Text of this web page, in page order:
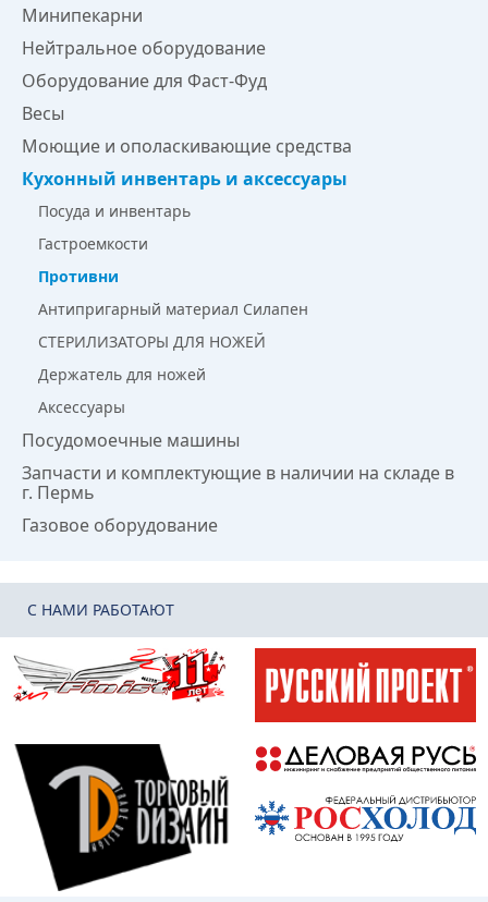
Минипекарни
Нейтральное оборудование
Оборудование для Фаст-Фуд
Весы
Моющие и ополаскивающие средства
Кухонный инвентарь и аксессуары
Посуда и инвентарь
Гастроемкости
Противни
Антипригарный материал Силапен
СТЕРИЛИЗАТОРЫ ДЛЯ НОЖЕЙ
Держатель для ножей
Аксессуары
Посудомоечные машины
Запчасти и комплектующие в наличии на складе в
г. Пермь
Газовое оборудование
C НАМИ РАБОТАЮТ